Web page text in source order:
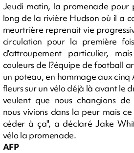
Jeudi matin, la promenade pour
long de la rivière Hudson où il a
meurtrière reprenait vie
circulation pour la première
d'attroupement particulier,
couleurs de l?équipe de football
un poteau, en hommage aux cinq
fleurs sur un vélo déjà là avant le
veulent que nous changions
nous vivions dans la peur mais
céder à ça", a déclaré Jake
vélo la promenade.
AFP